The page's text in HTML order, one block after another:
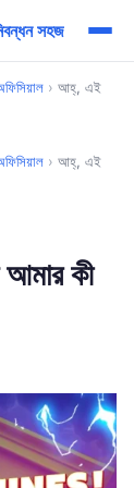
সহজ
› আহ্, এই
› আহ্, এই
কী